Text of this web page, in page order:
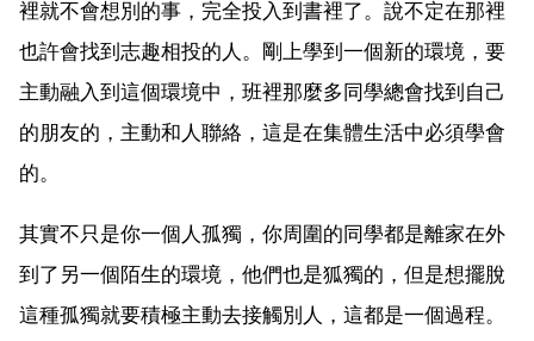
裡就不會想別的事，完全投入到書裡了。說不定在那裡
也許會找到志趣相投的人。剛上學到一個新的環境，要
主動融入到這個環境中，班裡那麼多同學總會找到自己
的朋友的，主動和人聯絡，這是在集體生活中必須學會
的。
其實不只是你一個人孤獨，你周圍的同學都是離家在外
到了另一個陌生的環境，他們也是狐獨的，但是想擺脫
這種孤獨就要積極主動去接觸別人，這都是一個過程。